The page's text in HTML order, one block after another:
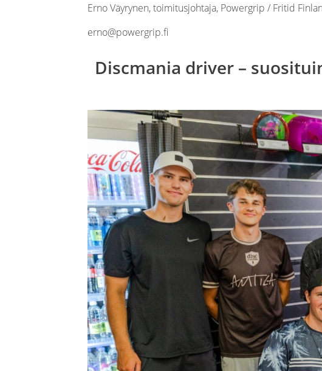
Erno Väyrynen, toimitusjohtaja, Powergrip / Fritid
erno@powergrip.fi
Discmania driver –